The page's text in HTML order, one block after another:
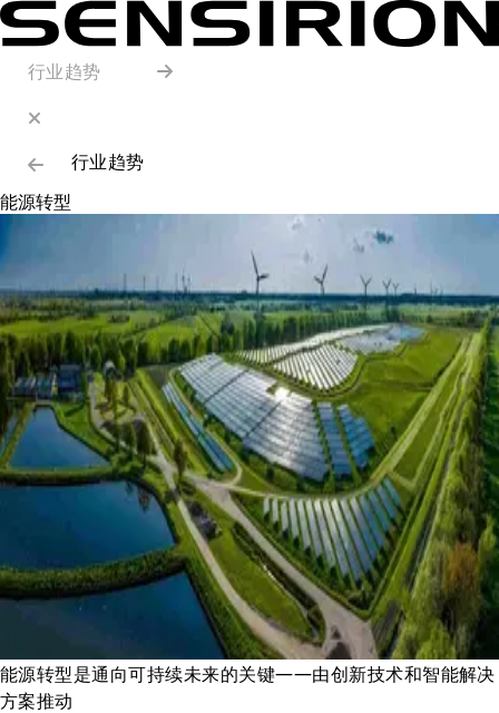
行业趋势
行业趋势
能源转型
能源转型是通向可持续未来的关键——由创新技术和智能解决
方案推动